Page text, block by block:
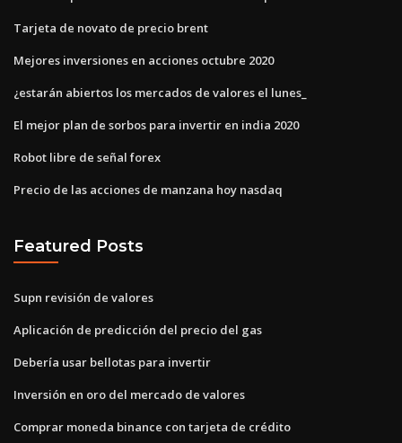
Tarjeta de novato de precio brent
Mejores inversiones en acciones octubre 2020
¿estarán abiertos los mercados de valores el lunes_
El mejor plan de sorbos para invertir en india 2020
Robot libre de señal forex
Precio de las acciones de manzana hoy nasdaq
Featured Posts
Supn revisión de valores
Aplicación de predicción del precio del gas
Debería usar bellotas para invertir
Inversión en oro del mercado de valores
Comprar moneda binance con tarjeta de crédito